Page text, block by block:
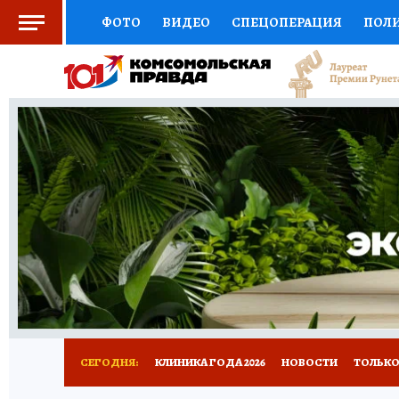
ФОТО ВИДЕО СПЕЦОПЕРАЦИЯ
СОЦПОДДЕРЖКА НАУКА СПОРТ
ВЫБОР ЭКСПЕРТОВ ДОКТОР
КНИЖНАЯ ПОЛКА ПРОГНОЗЫ НА СПОРТ
ПРЕСС-ЦЕНТР НЕДВИЖИМОСТЬ
РАДИО КП РЕКЛАМА ТЕСТЫ НОВОЕ
СЕГОДНЯ: КЛИНИКА ГОДА 2026 НОВОСТИ